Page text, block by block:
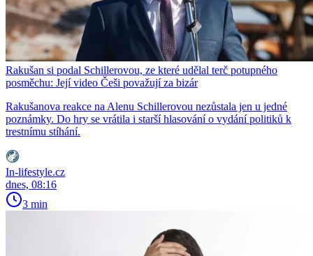
Rakušan si podal Schillerovou, ze které udělal terč potupného
posměchu: Její video Češi považují za bizár
Rakušanova reakce na Alenu Schillerovou nezůstala jen u jedné
poznámky. Do hry se vrátila i starší hlasování o vydání politiků k
trestnímu stíhání.
In-lifestyle.cz
dnes, 08:16
3 min